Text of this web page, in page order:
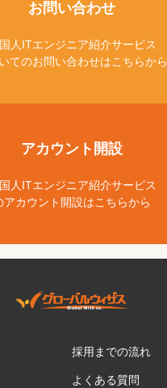
お問い合わせ
人ITエンジニア紹介サービス
てのお問い合わせはこちらから
アカウント開設
人ITエンジニア紹介サービス
アカウント開設はこちらから
採用までの流れ
よくある質問